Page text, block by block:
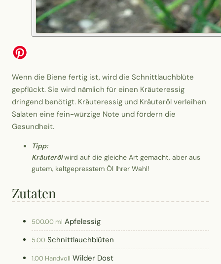
Wenn die Biene fertig ist, wird die Schnittlauchblüte
gepflückt. Sie wird nämlich für einen Kräuteressig
dringend benötigt. Kräuteressig und Kräuteröl verleihen
Salaten eine fein-würzige Note und fördern die
Gesundheit.
Tipp:
Kräuterölwird auf die gleiche Art gemacht, aber aus
gutem, kaltgepresstem Öl Ihrer Wahl!
Zutaten
500.00 ml Apfelessig
5.00 Schnittlauchblüten
1.00 Handvoll Wilder Dost